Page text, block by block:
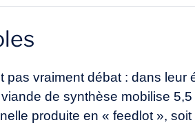
vraiment débat : dans leur
de synthèse mobilise
produite en « feedlot »,